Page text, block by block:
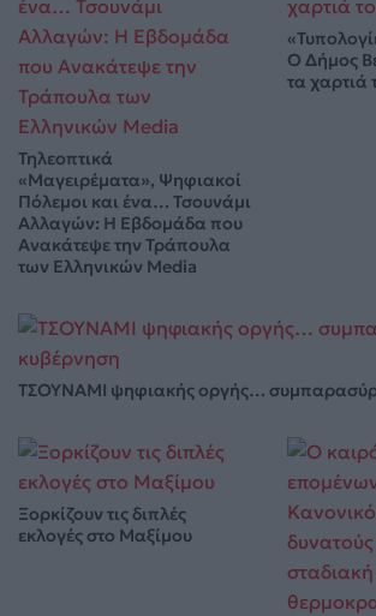
Τηλεοπτικά
«Μαγειρέματα», Ψηφιακοί
Πόλεμοι και ένα… Τσουνάμι
Αλλαγών: Η Εβδομάδα που
Ανακάτεψε την Τράπουλα
των Ελληνικών Media
Ο Δήμος
τα χαρτιά
ΤΣΟΥΝΑΜΙ ψηφιακής οργής…
Ξορκίζουν τις διπλές
εκλογές στο Μαξίμου